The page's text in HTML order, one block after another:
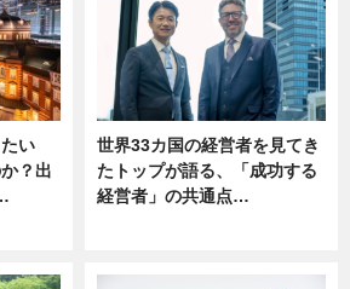
い
？出
世界33カ国の経営者を見てき
たトップが語る、「成功する
経営者」の共通点…